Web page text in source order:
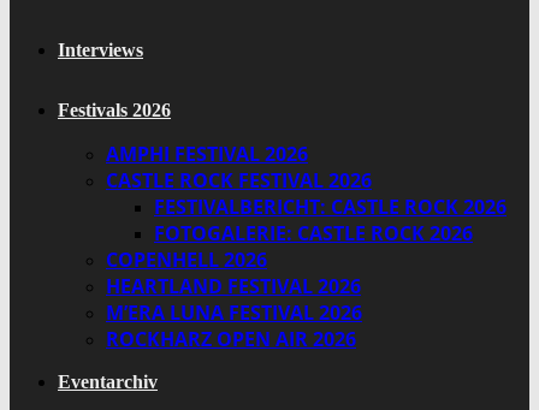
Interviews
Festivals 2026
AMPHI FESTIVAL 2026
CASTLE ROCK FESTIVAL 2026
FESTIVALBERICHT: CASTLE ROCK 2026
FOTOGALERIE: CASTLE ROCK 2026
COPENHELL 2026
HEARTLAND FESTIVAL 2026
M’ERA LUNA FESTIVAL 2026
ROCKHARZ OPEN AIR 2026
Eventarchiv